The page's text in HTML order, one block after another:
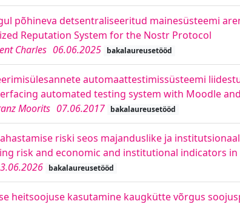
põhineva detsentraliseeritud mainesüsteemi
Reputation System for the Nostr Protocol
Charles 06.06.2025 bakalaureusetööd
automaattestimissüsteemi
automated testing system with Moodle
Moorits 07.06.2017 bakalaureusetööd
riski seos majanduslike ja
risk and economic and institutional indicators in
bakalaureusetööd
heitsoojuse kasutamine kaugkütte võrgus